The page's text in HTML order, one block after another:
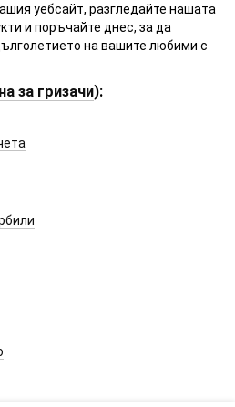
уебсайт, разгледайте нашата
и поръчайте днес, за да
на вашите любими с
за гризачи):